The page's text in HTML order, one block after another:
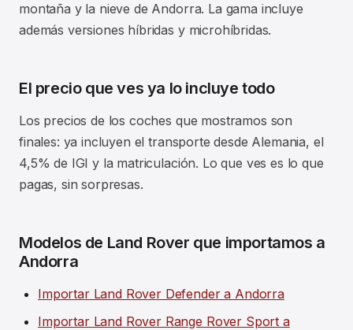
montaña y la nieve de Andorra. La gama incluye
además versiones híbridas y microhíbridas.
El precio que ves ya lo incluye todo
Los precios de los coches que mostramos son
finales: ya incluyen el transporte desde Alemania, el
4,5% de IGI y la matriculación. Lo que ves es lo que
pagas, sin sorpresas.
Modelos de Land Rover que importamos a
Andorra
Importar Land Rover Defender a Andorra
Importar Land Rover Range Rover Sport a